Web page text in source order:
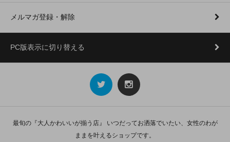
メルマガ登録・解除
PC版表示に切り替える
最旬の『大人かわいいが揃う店』 いつだってお洒落でいたい、女性のわが
ままを叶えるショップです。